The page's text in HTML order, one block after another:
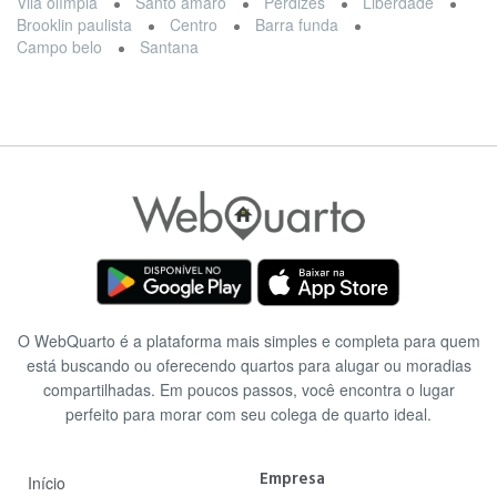
Brooklin paulista
Centro
Barra funda
Campo belo
Santana
O WebQuarto é a plataforma mais simples e completa para quem
está buscando ou oferecendo quartos para alugar ou moradias
compartilhadas. Em poucos passos, você encontra o lugar
perfeito para morar com seu colega de quarto ideal.
Início
Empresa